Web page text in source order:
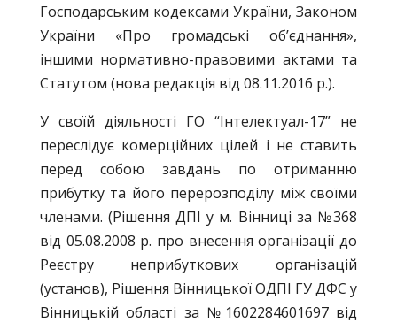
Господарським кодексами України, Законом
України «Про громадські об’єднання»,
іншими нормативно-правовими актами та
Статутом (нова редакція від 08.11.2016 р.).
У своїй діяльності ГО “Інтелектуал-17” не
переслідує комерційних цілей і не ставить
перед собою завдань по отриманню
прибутку та його перерозподілу між своїми
членами. (Рішення ДПІ у м. Вінниці за №368
від 05.08.2008 р. про внесення організації до
Реєстру неприбуткових організацій
(установ), Рішення Вінницької ОДПІ ГУ ДФС у
Вінницькій області за №1602284601697 від